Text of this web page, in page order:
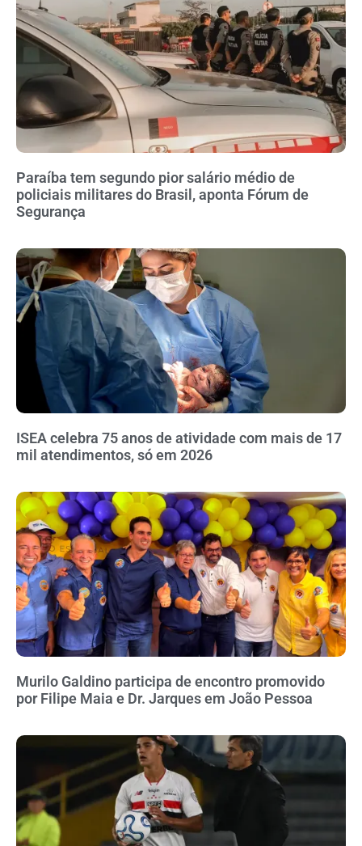
Paraíba tem segundo pior salário médio de
policiais militares do Brasil, aponta Fórum de
Segurança
ISEA celebra 75 anos de atividade com mais de 17
mil atendimentos, só em 2026
Murilo Galdino participa de encontro promovido
por Filipe Maia e Dr. Jarques em João Pessoa